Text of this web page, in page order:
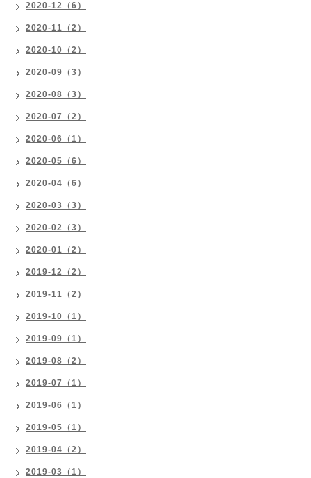
2020-12（6）
2020-11（2）
2020-10（2）
2020-09（3）
2020-08（3）
2020-07（2）
2020-06（1）
2020-05（6）
2020-04（6）
2020-03（3）
2020-02（3）
2020-01（2）
2019-12（2）
2019-11（2）
2019-10（1）
2019-09（1）
2019-08（2）
2019-07（1）
2019-06（1）
2019-05（1）
2019-04（2）
2019-03（1）